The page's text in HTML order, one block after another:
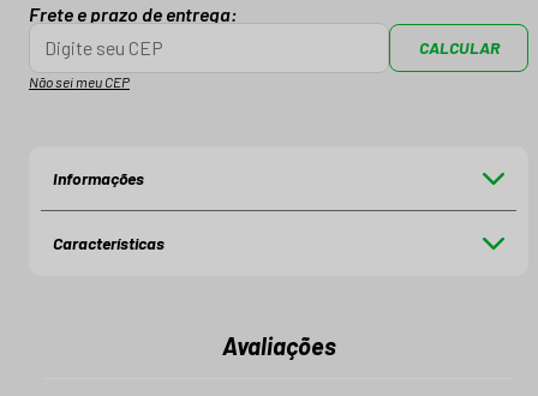
Frete e prazo de entrega:
CALCULAR
Não sei meu CEP
Informações
Características
Avaliações